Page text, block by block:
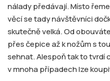
nálady předávají. Místo
věcí se tady návštěvníci
skutečně velká. Od
přes čepice až k nožům s
sehnat. Alespoň tak to tvrdí
v mnoha případech lze